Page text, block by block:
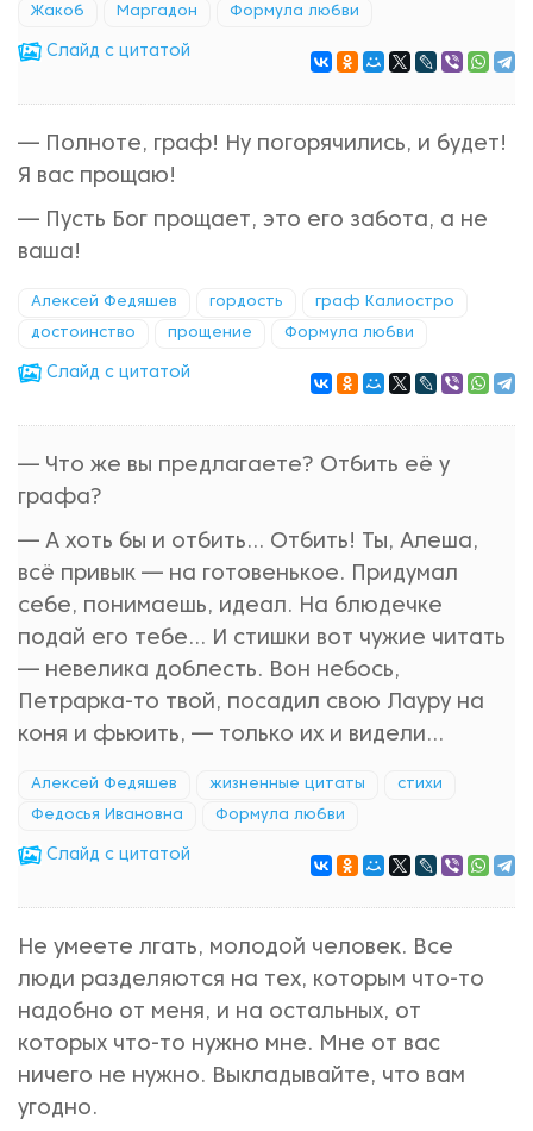
Жакоб Маргадон Формула любви
Cлайд с цитатой
— Полноте, граф! Ну погорячились, и будет!
Я вас прощаю!
— Пусть Бог прощает, это его забота, а не
ваша!
Алексей Федяшев гордость граф Калиостро
достоинство прощение Формула любви
Cлайд с цитатой
— Что же вы предлагаете? Отбить её у
графа?
— А хоть бы и отбить... Отбить! Ты, Алеша,
всё привык — на готовенькое. Придумал
себе, понимаешь, идеал. На блюдечке
подай его тебе... И стишки вот чужие читать
— невелика доблесть. Вон небось,
Петрарка-то твой, посадил свою Лауру на
коня и фьюить, — только их и видели...
Алексей Федяшев жизненные цитаты стихи
Федосья Ивановна Формула любви
Cлайд с цитатой
Не умеете лгать, молодой человек. Все
люди разделяются на тех, которым что-то
надобно от меня, и на остальных, от
которых что-то нужно мне. Мне от вас
ничего не нужно. Выкладывайте, что вам
угодно.